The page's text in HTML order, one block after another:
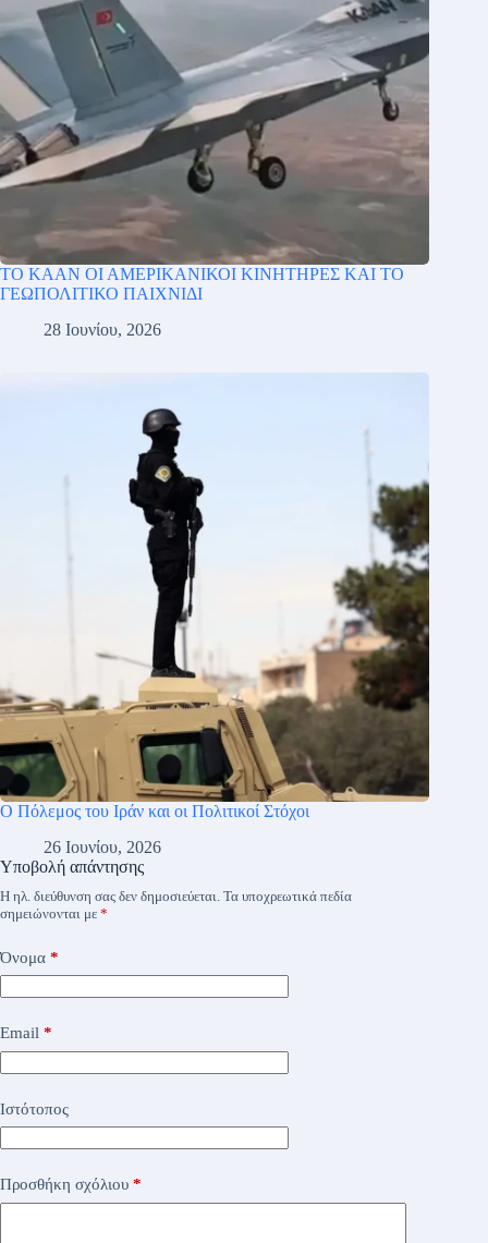
ΤΟ ΚΑΑΝ ΟΙ ΑΜΕΡΙΚΑΝΙΚΟΙ ΚΙΝΗΤΗΡΕΣ ΚΑΙ ΤΟ
ΓΕΩΠΟΛΙΤΙΚΟ ΠΑΙΧΝΙΔΙ
28 Ιουνίου, 2026
Ο Πόλεμος του Ιράν και οι Πολιτικοί Στόχοι
26 Ιουνίου, 2026
Υποβολή απάντησης
Η ηλ. διεύθυνση σας δεν δημοσιεύεται. Τα υποχρεωτικά πεδία
σημειώνονται με *
Όνομα *
Email *
Ιστότοπος
Προσθήκη σχόλιου *